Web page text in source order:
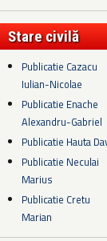
Stare civilă
Publicatie Cazacu
Iulian-Nicolae
Publicatie Enache
Alexandru-Gabriel
Publicatie Hauta
Publicatie Neculai
Marius
Publicatie Cretu
Marian